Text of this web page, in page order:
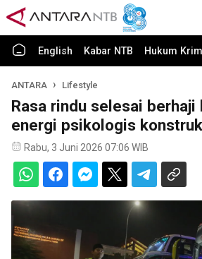
English Kabar NTB Hukum
ANTARA Lifestyle
Rasa rindu selesai berhaji
energi psikologis
Rabu, 3 Juni 2026 07:06 WIB